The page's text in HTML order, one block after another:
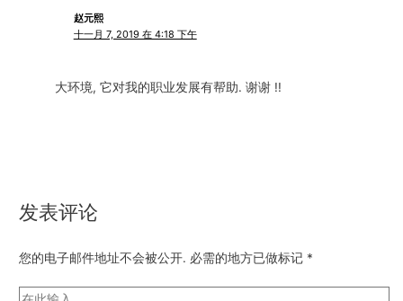
赵元熙
十一月 7, 2019 在 4:18 下午
大环境, 它对我的职业发展有帮助. 谢谢 !!
发表评论
您的电子邮件地址不会被公开. 必需的地方已做标记 *